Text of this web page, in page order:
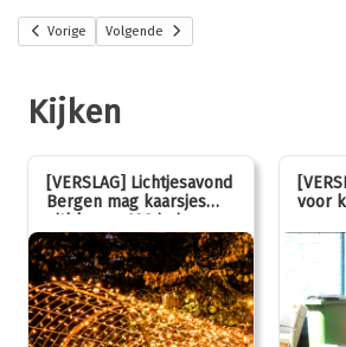
Vorige Volgende
Kijken
[VERSLAG] Lichtjesavond
Bergen mag kaarsjes
uitblazen: 100 jarig
jubileum!
voor